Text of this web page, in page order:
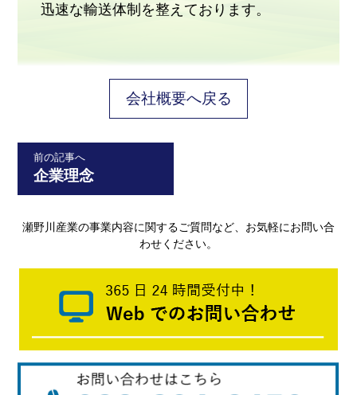
迅速な輸送体制を整えております。
会社概要へ戻る
前の記事へ
企業理念
瀬野川産業の事業内容に関するご質問など、お気軽にお問い合
わせください。